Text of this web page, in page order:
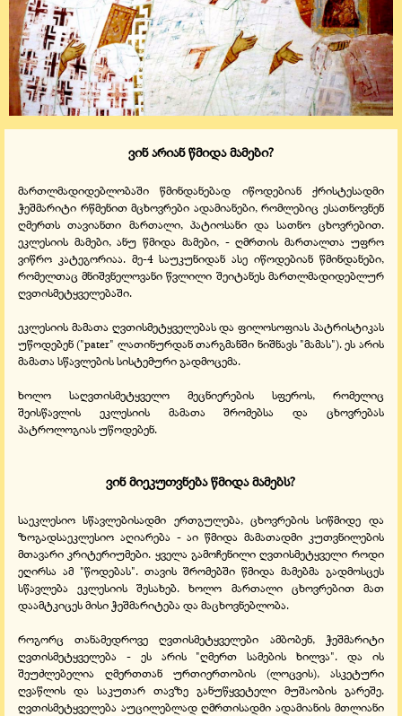
ვინ არიან წმიდა მამები?
მართლმადიდებლობაში წმინდანებად იწოდებიან ქრისტესადმი
ჭეშმარიტი რწმენით მცხოვრები ადამიანები, რომლებიც ესათნოვნენ
ღმერთს თავიანთი მართალი, პატიოსანი და სათნო ცხოვრებით.
ეკლესიის მამები, ანუ წმიდა მამები, - ღმრთის მართალთა უფრო
ვიწრო კატეგორიაა. მე-4 საუკუნიდან ასე იწოდებიან წმინდანები,
რომელთაც მნიშვნელოვანი წვლილი შეიტანეს მართლმადიდებლურ
ღვთისმეტყველებაში.
ეკლესიის მამათა ღვთისმეტყველებას და ფილოსოფიას პატრისტიკას
უწოდებენ ("pater" ლათინურდან თარგმანში ნიშნავს "მამას"). ეს არის
მამათა სწავლების სისტემური გადმოცემა.
ხოლო საღვთისმეტყველო მეცნიერების სფეროს, რომელიც
შეისწავლის ეკლესიის მამათა შრომებსა და ცხოვრებას
პატროლოგიას უწოდებენ.
ვინ მიეკუთვნება წმიდა მამებს?
საეკლესიო სწავლებისადმი ერთგულება, ცხოვრების სიწმიდე და
ზოგადსაეკლესიო აღიარება - აი წმიდა მამათადმი კუთვნილების
მთავარი კრიტერიუმები. ყველა გამოჩენილი ღვთისმეტყველი როდი
ეღირსა ამ "წოდებას". თავის შრომებში წმიდა მამებმა გადმოსცეს
სწავლება ეკლესიის შესახებ. ხოლო მართალი ცხოვრებით მათ
დაამტკიცეს მისი ჭეშმარიტება და მაცხოვნებლობა.
როგორც თანამედროვე ღვთისმეტყველები ამბობენ, ჭეშმარიტი
ღვთისმეტყველება - ეს არის "ღმერთ სამების ხილვა". და ის
შეუძლებელია ღმერთთან ურთიერთობის (ლოცვის), ასკეტური
ღვაწლის და საკუთარ თავზე განუწყვეტელი მუშაობის გარეშე.
ღვთისმეტყველება აუცილებლად ღმრთისადმი ადამიანის მთლიანი